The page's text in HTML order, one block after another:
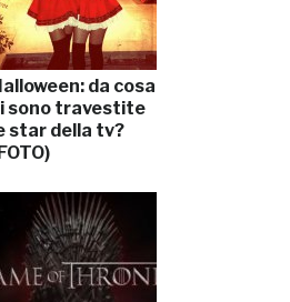
da cosa
sono travestite
star della tv?